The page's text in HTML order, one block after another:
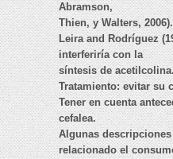
Abramson,
Thien, y Walters, 2006).
Leira and Rodríguez
interferiría con la
síntesis de acetilcolina.
Tratamiento: evitar su
Tener en cuenta
cefalea.
Algunas
relacionado el